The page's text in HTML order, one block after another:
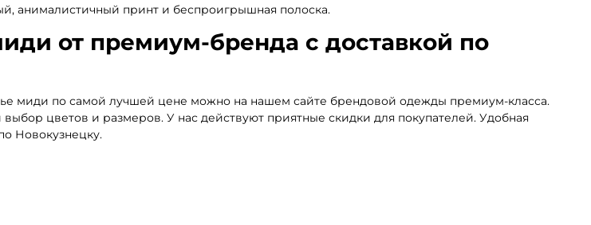
анималистичный принт и беспроигрышная полоска.
от премиум-бренда с доставкой по
миди по самой лучшей цене можно на нашем сайте брендовой одежды премиум-класса.
цветов и размеров. У нас действуют приятные скидки для покупателей. Удобная
Новокузнецку.